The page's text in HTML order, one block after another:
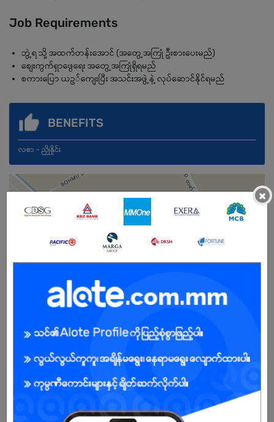
Job Requirements
ဘွဲ့ရ သို့ အထက်တန်းအောင် (အတွေ့အကြုံ ဦးစားပေးမည်)
စျေးကွက်ရှာဖွေရေး အတွေ့အကြုံရှိရမည်
စကားပြော ယဥ်ကျေးပြီး အသင်းအဖွဲ့နဲ့ လုပ်ဆောင်နိုင်ရမည်
BENEFITS
လစာ - ညှိုနှိုင်း
Open To : Male/Female
Already Expired
×